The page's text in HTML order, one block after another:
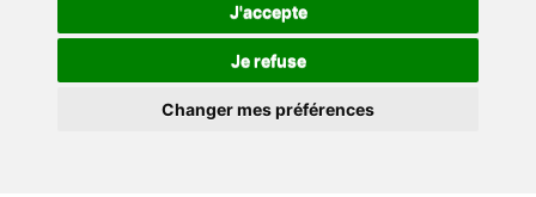
J'accepte
Je refuse
Changer mes préférences